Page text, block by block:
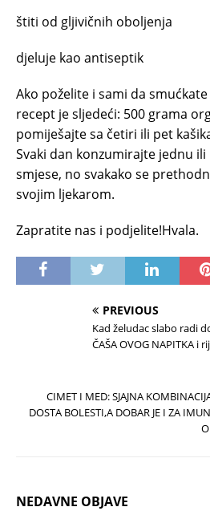
štiti od gljivičnih oboljenja
djeluje kao antiseptik
Ako poželite i sami da
recept je sljedeći: 500 grama
pomiješajte sa četiri ili pet
Svaki dan konzumirajte jednu ili
smjese, no svakako se
svojim ljekarom.
Zapratite nas i podjelite!Hvala.
PREVIOUS
Kad želudac slabo radi
ČAŠA OVOG NAPITKA i
CIMET I MED: SJAJNA
DOSTA BOLESTI,A DOBAR JE I ZA
NEDAVNE OBJAVE